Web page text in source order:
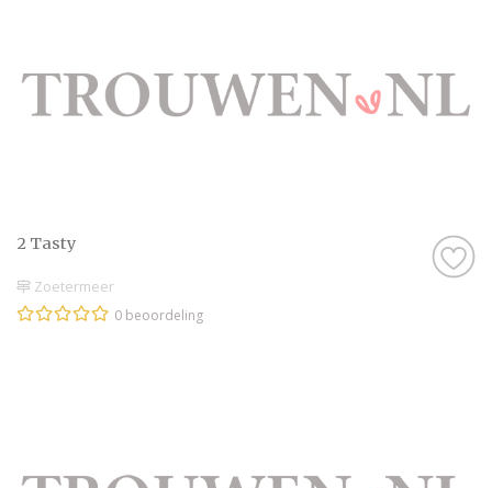
2 Tasty
Zoetermeer
0 beoordeling